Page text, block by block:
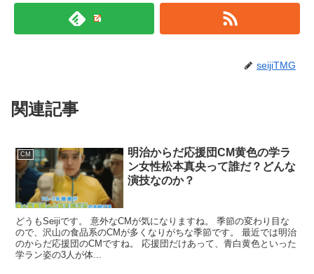
seijiTMG
関連記事
CM
明治からだ応援団CM黄色の学ラ
ン女性松本真央って誰だ？どんな
演技なのか？
どうもSeijiです。 意外なCMが気になりますね。 季節の変わり目な
ので、沢山の食品系のCMが多くなりがちな季節です。 最近では明治
のからだ応援団のCMですね。 応援団だけあって、青白黄色といった
学ラン姿の3人が体...